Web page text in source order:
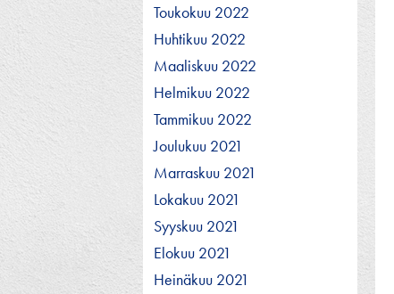
Toukokuu 2022
Huhtikuu 2022
Maaliskuu 2022
Helmikuu 2022
Tammikuu 2022
Joulukuu 2021
Marraskuu 2021
Lokakuu 2021
Syyskuu 2021
Elokuu 2021
Heinäkuu 2021